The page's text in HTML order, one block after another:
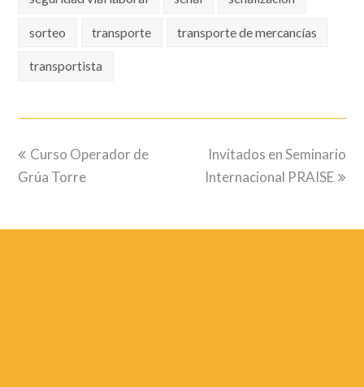
sorteo transporte transporte de mercancías
transportista
previous
post:
Curso Operador de
Grúa Torre
next
post:
Invitados en Seminario
Internacional PRAISE